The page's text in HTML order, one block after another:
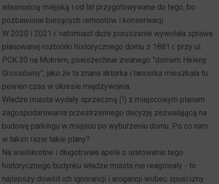
własnością miejską i od lat przygotowywane do tego, bo
pozbawione bieżących remontów i konserwacji.
W 2020 i 2021 r. natomiast duże poruszenie wywołała sprawa
planowanej rozbiórki historycznego domu z 1881 r. przy ul.
PCK 30 na Mokrem, powszechnie zwanego "domem Heleny
Grossówny", jako że ta znana aktorka i tancerka mieszkała tu
pewien czas w okresie międzywojnia.
Władze miasta wydały sprzeczną (!) z miejscowym planem
zagospodarowania przestrzennego decyzję zezwalającą na
budowę parkingu w miejscu po wyburzeniu domu. Po co nam
w takim razie takie plany?
Na wielokrotne i długotrwałe apele o uratowanie tego
historycznego budynku władze miasta nie reagowały - to
najlepszy dowód ich ignorancji i arogancji wobec spuścizny